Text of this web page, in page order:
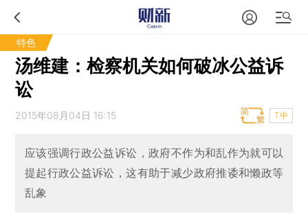
特色
汤维建：检察机关如何破冰公益诉
讼
2015年08月04日 16:15 T中
应该强调行政公益诉讼，政府不作为和乱作为就可以
提起行政公益诉讼，这有助于减少政府推诿和懒政等
乱象